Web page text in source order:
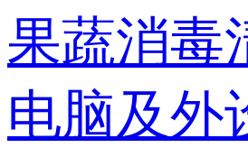
果蔬消毒
电脑及外